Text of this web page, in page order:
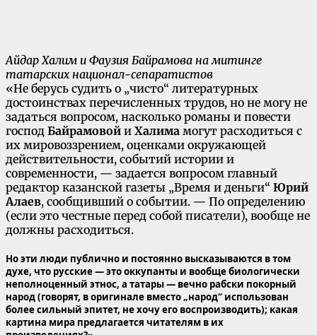
Айдар Халим и Фаузия Байрамова на митинге
татарских национал-сепаратистов
«Не берусь судить о „чисто“ литературных
достоинствах перечисленных трудов, но не могу не
задаться вопросом, насколько романы и повести
господ Байрамовой и Халима могут расходиться с
их мировоззрением, оценками окружающей
действительности, событий истории и
современности, — задается вопросом главный
редактор казанской газеты „Время и деньги“ Юрий
Алаев, сообщивший о событии. — По определению
(если это честные перед собой писатели), вообще не
должны расходиться.
Но эти люди публично и постоянно высказываются в том
духе, что русские — это оккупанты и вообще биологически
неполноценный этнос, а татары — вечно рабски покорный
народ (говорят, в оригинале вместо „народ“ использован
более сильный эпитет, не хочу его воспроизводить); какая
картина мира предлагается читателям в их